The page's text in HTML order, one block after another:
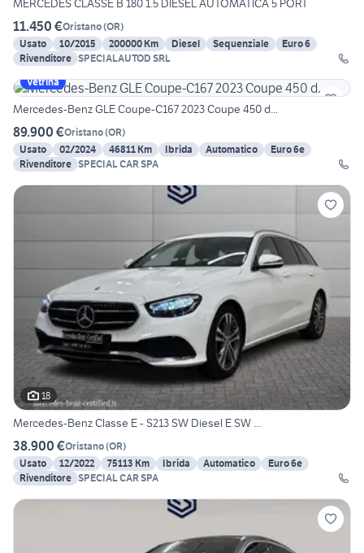
MERCEDES CLASSE B 180 1.5 DIESEL AUTOMATICA 5 PORT
11.450 €Oristano(OR)
Usato
10/2015 200000 Km Diesel Sequenziale
Euro 6
Rivenditore SPECIALAUTOD SRL
Vetrina
Mercedes-Benz GLE Coupe-C167 2023 Coupe 450 d...
89.900 €Oristano(OR)
Usato
02/2024 46811 Km Ibrida Automatico
Euro 6e
Rivenditore SPECIAL CAR SPA
18
Mercedes-Benz Classe E - S213 SW Diesel E SW ...
38.900 €Oristano(OR)
Usato
12/2022 75113 Km Ibrida Automatico
Euro 6e
Rivenditore SPECIAL CAR SPA